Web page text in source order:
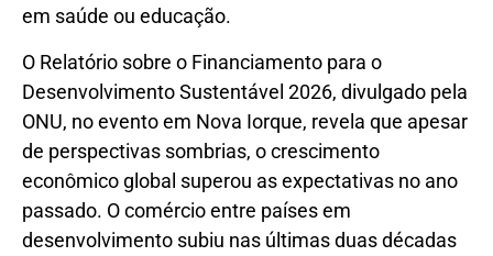
em saúde ou educação.
O Relatório sobre o Financiamento para o
Desenvolvimento Sustentável 2026, divulgado pela
ONU, no evento em Nova Iorque, revela que apesar
de perspectivas sombrias, o crescimento
econômico global superou as expectativas no ano
passado. O comércio entre países em
desenvolvimento subiu nas últimas duas décadas